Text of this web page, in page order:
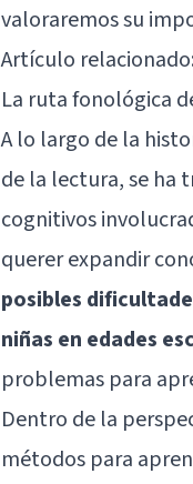
valoraremos su
Artículo
La ruta fonológica
A lo largo de la
de la lectura, se ha
cognitivos
querer expandir
posibles
niñas en edades
problemas para
Dentro de la
métodos para